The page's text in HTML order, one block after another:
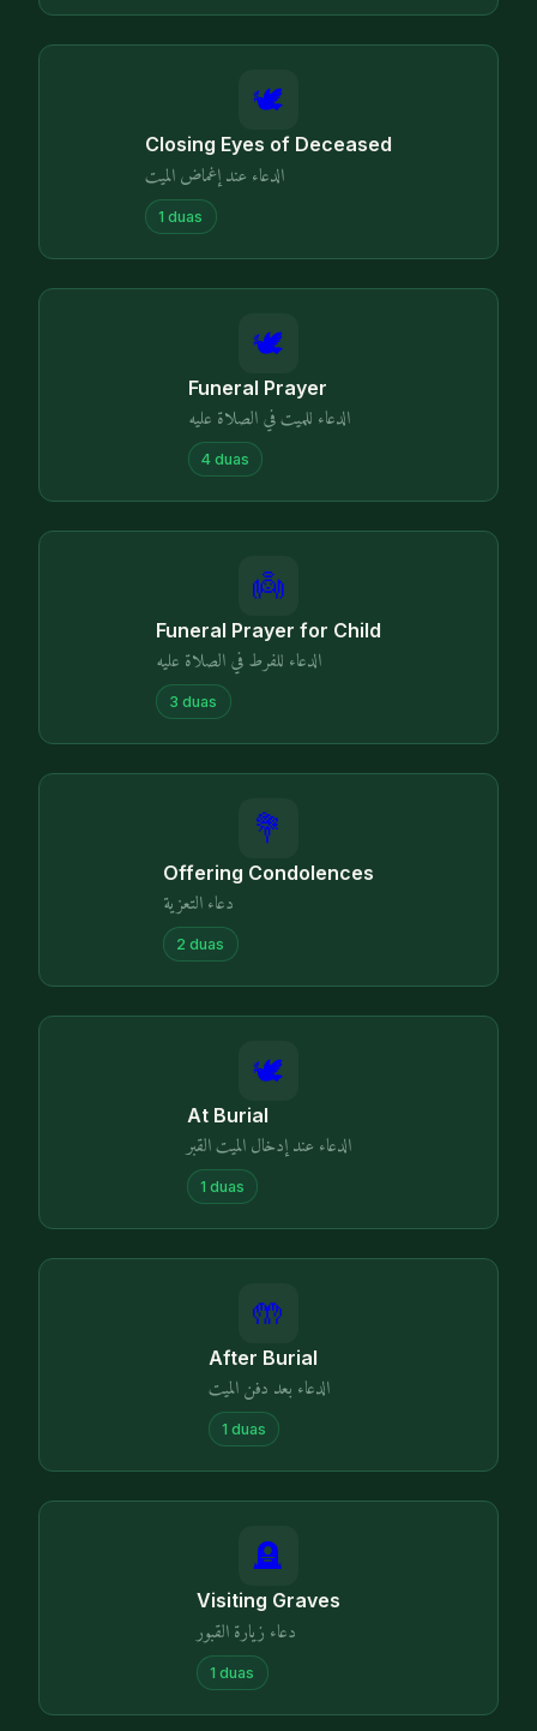
🕊️
Closing Eyes of Deceased
الدعاء عند إغماض الميت
1 duas
🕊️
Funeral Prayer
الدعاء للميت في الصلاة عليه
4duas
👼
Funeral Prayer for Child
الدعاء للفرط في الصلاة عليه
3 duas
💐
Offering Condolences
دعاء التعزية
2 duas
🕊️
At Burial
الدعاء عند إدخال الميت القبر
1 duas
🤲
After Burial
الدعاء بعد دفن الميت
1 duas
🪦
Visiting Graves
دعاء زيارة القبور
1 duas